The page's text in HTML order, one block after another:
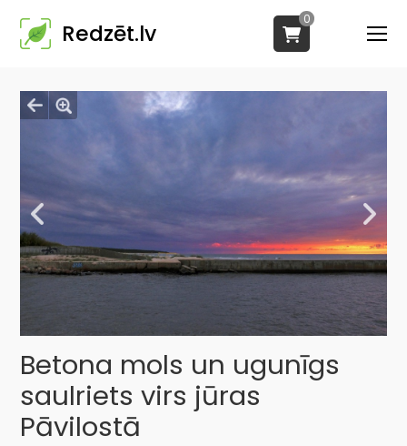
Redzēt.lv
0
Betona mols un ugunīgs
saulriets virs jūras
Pāvilostā